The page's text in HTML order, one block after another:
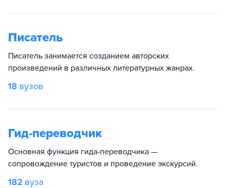
Писатель
Писатель занимается созданием авторских
произведений в различных литературных жанрах.
18 вузов
Гид-переводчик
Основная функция гида-переводчика —
сопровождение туристов и проведение экскурсий.
182 вуза